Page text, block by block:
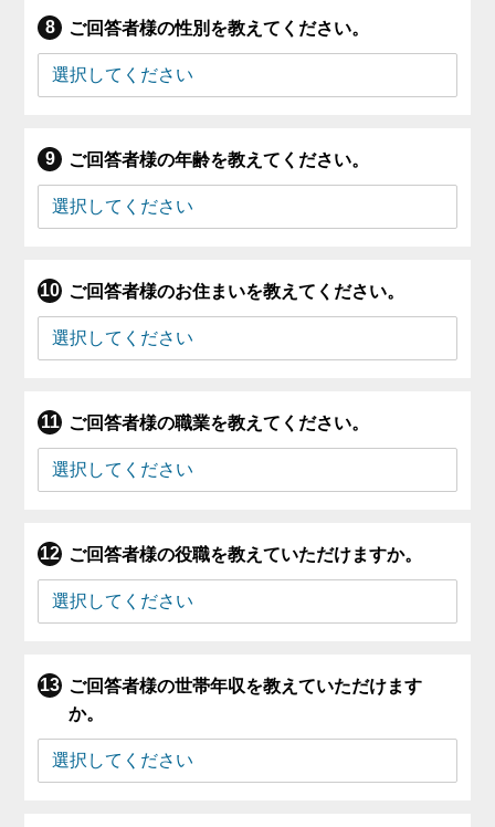
ご回答者様の性別を教えてください。
ご回答者様の年齢を教えてください。
ご回答者様のお住まいを教えてください。
ご回答者様の職業を教えてください。
ご回答者様の役職を教えていただけますか。
ご回答者様の世帯年収を教えていただけます
か。